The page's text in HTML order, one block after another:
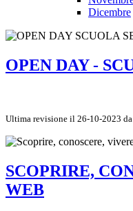
Dicembre
OPEN DAY -
Ultima revisione il 26-10-2023 da
SCOPRIRE,
WEB